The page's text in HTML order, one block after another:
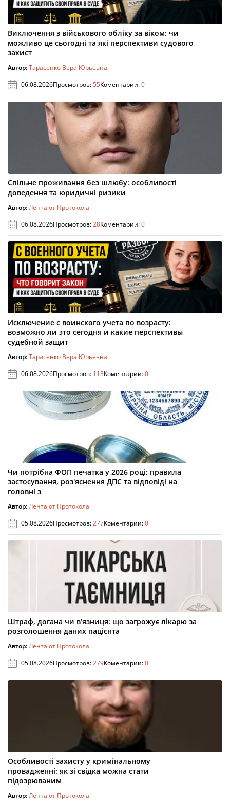
Виключення з військового обліку за віком: чи
можливо це сьогодні та які перспективи судового
захист
Автор:Тарасенко Вера Юрьевна
06.08.2026Просмотров:55Коментарии:0
Спільне проживання без шлюбу: особливості
доведення та юридичні ризики
Автор:Лента от Протокола
06.08.2026Просмотров:28Коментарии:0
Исключение с воинского учета по возрасту:
возможно ли это сегодня и какие перспективы
судебной защит
Автор:Тарасенко Вера Юрьевна
06.08.2026Просмотров: 113Коментарии:0
Чи потрібна ФОП печатка у 2026 році: правила
застосування, роз'яснення ДПС та відповіді на
головні з
Автор:Лента от Протокола
05.08.2026Просмотров:277Коментарии:0
Штраф, догана чи в’язниця: що загрожує лікарю за
розголошення даних пацієнта
Автор:Лента от Протокола
05.08.2026Просмотров:279Коментарии:0
Особливості захисту у кримінальному
провадженні: як зі свідка можна стати
підозрюваним
Автор:Лента от Протокола